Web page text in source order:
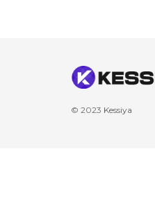
© 2023 Kessiya